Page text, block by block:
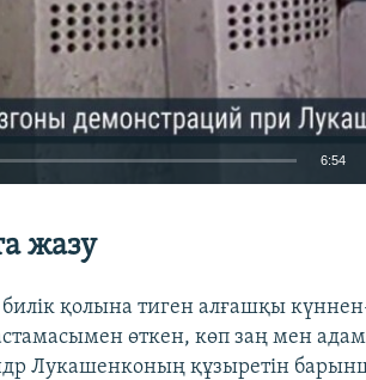
240p 360p 480p
6:54
жазу
қолына тиген алғашқы
өткен, көп заң мен
Лукашенконың құзыретін